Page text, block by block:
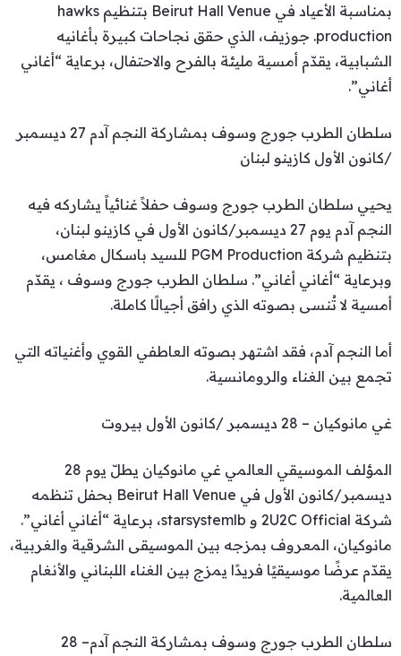
بمناسبة الأعياد في Beirut Hall Venue بتنظيم hawks
production. جوزيف، الذي حقق نجاحات كبيرة بأغانيه
الشبابية، يقدّم أمسية مليئة بالفرح والاحتفال، برعاية “أغاني
أغاني”.
سلطان الطرب جورج وسوف بمشاركة النجم آدم 27 ديسمبر
/كانون الأول كازينو لبنان
يحيي سلطان الطرب جورج وسوف حفلاً غنائياً يشاركه فيه
النجم آدم يوم 27 ديسمبر/كانون الأول في كازينو لبنان،
بتنظيم شركة PGM Production للسيد باسكال مغامس،
وبرعاية “أغاني أغاني”. سلطان الطرب جورج وسوف ، يقدّم
أمسية لا تُنسى بصوته الذي رافق أجيالًا كاملة.
أما النجم آدم، فقد اشتهر بصوته العاطفي القوي وأغنياته التي
تجمع بين الغناء والرومانسية.
غي مانوكيان – 28 ديسمبر /كانون الأول بيروت
المؤلف الموسيقي العالمي غي مانوكيان يطلّ يوم 28
ديسمبر/كانون الأول في Beirut Hall Venue بحفل تنظمه
شركة 2U2C Official و starsystemlb، برعاية “أغاني أغاني”.
مانوكيان، المعروف بمزجه بين الموسيقى الشرقية والغربية،
يقدّم عرضًا موسيقيًا فريدًا يمزج بين الغناء اللبناني والأنغام
العالمية.
سلطان الطرب جورج وسوف بمشاركة النجم آدم– 28